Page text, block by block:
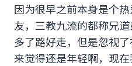
因为很早之前本身是个
友，三教九流的都称兄
多了路好走，但是忽视
来觉得还是年轻啊，现